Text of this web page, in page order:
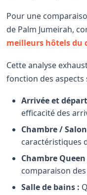
Pour une
de Palm Jumeirah,
meilleurs hôtels du
Cette analyse
fonction des aspects
Arrivée et
efficacité des
Chambre /
caractéristiques
Chambre
comparaison
Salle de bains :